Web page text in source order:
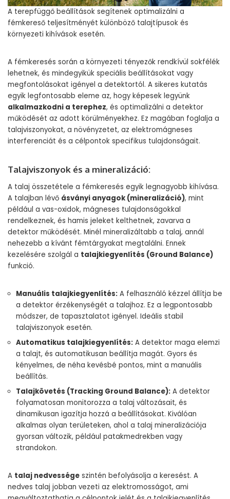
A terepfüggő beállítások segítenek optimalizálni a
fémkereső teljesítményét különböző talajtípusok és
környezeti kihívások esetén.
A fémkeresés során a környezeti tényezők rendkívül sokfélék
lehetnek, és mindegyikük speciális beállításokat vagy
megfontolásokat igényel a detektortól. A sikeres kutatás
egyik legfontosabb eleme az, hogy képesek legyünk
alkalmazkodni a terephez, és optimalizálni a detektor
működését az adott körülményekhez. Ez magában foglalja a
talajviszonyokat, a növényzetet, az elektromágneses
interferenciát és a célpontok specifikus tulajdonságait.
Talajviszonyok és a mineralizáció:
A talaj összetétele a fémkeresés egyik legnagyobb kihívása.
A talajban lévő ásványi anyagok (mineralizáció), mint
például a vas-oxidok, mágneses tulajdonságokkal
rendelkeznek, és hamis jeleket kelthetnek, zavarva a
detektor működését. Minél mineralizáltabb a talaj, annál
nehezebb a kívánt fémtárgyakat megtalálni. Ennek
kezelésére szolgál a talajkiegyenlítés (Ground Balance)
funkció.
Manuális talajkiegyenlítés: A felhasználó kézzel állítja be
a detektor érzékenységét a talajhoz. Ez a legpontosabb
módszer, de tapasztalatot igényel. Ideális stabil
talajviszonyok esetén.
Automatikus talajkiegyenlítés: A detektor maga elemzi
a talajt, és automatikusan beállítja magát. Gyors és
kényelmes, de néha kevésbé pontos, mint a manuális
beállítás.
Talajkövetés (Tracking Ground Balance): A detektor
folyamatosan monitorozza a talaj változásait, és
dinamikusan igazítja hozzá a beállításokat. Kiválóan
alkalmas olyan területeken, ahol a talaj mineralizációja
gyorsan változik, például patakmedrekben vagy
strandokon.
A talaj nedvessége szintén befolyásolja a keresést. A
nedves talaj jobban vezeti az elektromosságot, ami